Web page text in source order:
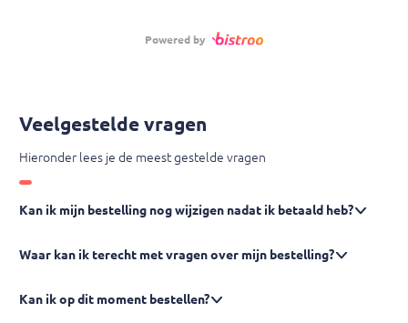
Powered by
Veelgestelde vragen
Hieronder lees je de meest gestelde vragen
Kan ik mijn bestelling nog wijzigen nadat ik betaald heb?
Waar kan ik terecht met vragen over mijn bestelling?
Kan ik op dit moment bestellen?